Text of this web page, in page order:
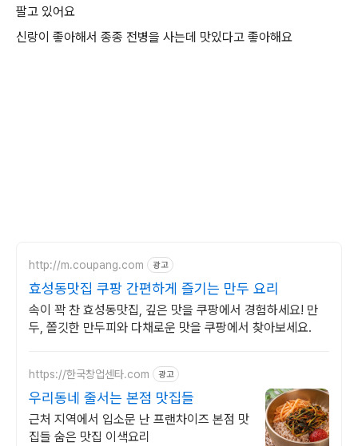
팔고 있어요
신랑이 좋아해서 종종 전병을 사는데 맛있다고 좋아해요
http://m.coupang.com 광고
효성동맛집 쿠팡 간편하게 즐기는 만두 요리
속이 꽉 찬 효성동맛집, 깊은 맛을 쿠팡에서 경험하세요! 만
두, 쫄깃한 만두피와 다채로운 맛을 쿠팡에서 찾아보세요.
https://한국창업센타.com 광고
우리동네 줄서는 본점 맛집들
근처 지역에서 입소문 난 프랜차이즈 본점 맛
집들 숨은 맛집 이색요리